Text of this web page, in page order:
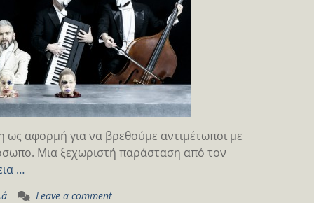
ως αφορμή για να βρεθούμε αντιμέτωποι με
Μια ξεχωριστή παράσταση από τον
…
Leave a comment